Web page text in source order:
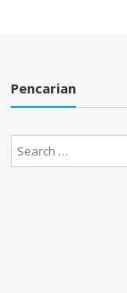
Pencarian